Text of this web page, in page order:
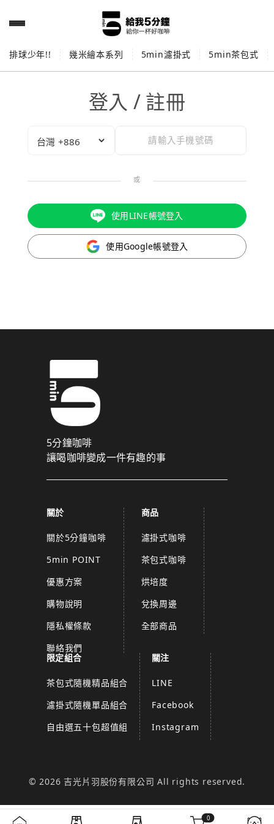
排球少年!! 幾米繪本系列 5min濾掛式 5min茶包式
登入 / 註冊
或
使用LINE帳號登入
使用Google帳號登入
5分鐘咖啡
讓喝咖啡變成一件有趣的事
關於
關於5分鐘咖啡
5min POINT
優惠方案
購物說明
隱私權條款
聯絡我們
商品
濾掛式咖啡
茶包式咖啡
烘培度
兌換周邊
全部商品
限定組合
茶包式隨機精品組合
濾掛式隨機單品組合
自由選五十包超值組
關注
LINE
Facebook
Instagram
© 2026 吉光片羽股份有限公司 All rights reserved.
0
取消
驗證碼已成功發送至您的手機門號！
為了維護您的權益，請於 10 分鐘內填寫認證碼。